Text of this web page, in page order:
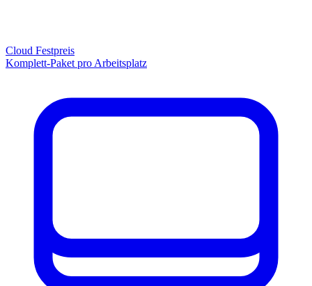
Cloud Festpreis
Komplett-Paket pro Arbeitsplatz